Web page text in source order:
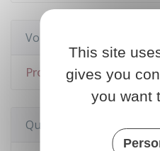
Voir aussi
Projet de transition
Questions ? Réponses !
This site
gives you
you want